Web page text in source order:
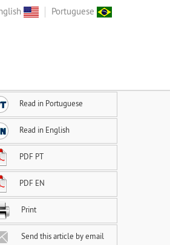
Portuguese
Read in Portuguese
Read in English
PDF PT
PDF EN
Print
Send this article by email